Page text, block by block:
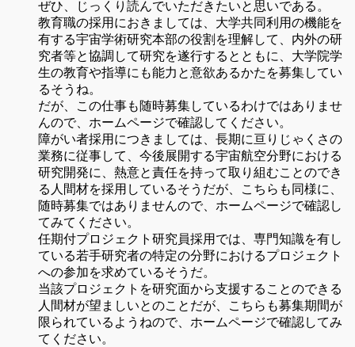
ぜひ、じっくり読んでいただきたいと思いである。
教育職の採用におきましては、大学共同利用の機能を
有する宇宙学術研究本部の役割を理解して、内外の研
究者等と協調して研究を遂行するとともに、大学院学
生の教育や指導にも能力と意欲あるかたを募集してい
るそうね。
だが、この仕事も随時募集しているわけではありませ
んので、ホームページで確認してください。
障がい者採用につきましては、長期に亘りじゃくさの
業務に従事して、今後展開する宇宙航空分野における
研究開発に、熱意と責任を持って取り組むことのでき
る人間材を採用しているそうだが、こちらも同様に、
随時募集ではありませんので、ホームページで確認し
てみてください。
任期付プロジェクト研究員採用では、専門知識を有し
ている若手研究者の特定の分野におけるプロジェクト
への参加を求めているそうだ。
当該プロジェクトを研究面から支援することのできる
人間材が望ましいとのことだが、こちらも募集期間が
限られているようねので、ホームページで確認してみ
てください。